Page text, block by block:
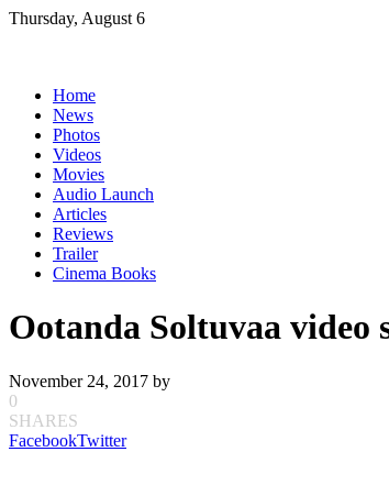
Skip
Thursday, August 6
Home
News
Photos
Videos
Movies
Audio Launch
Articles
Reviews
Trailer
Cinema Books
Ootanda Soltuvaa video
November 24, 2017 by
0
SHARES
FacebookTwitter